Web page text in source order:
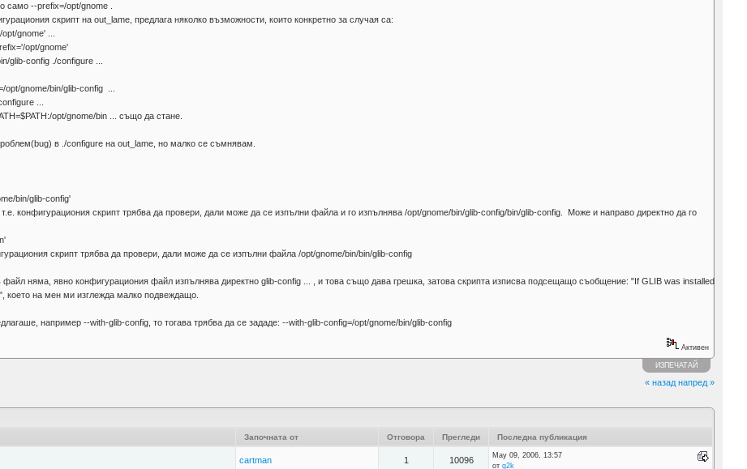
само --prefix=/opt/gnome .
скрипт на out_lame, предлага няколко възможности, които конкретно за случая са:
gnome' ...
opt/gnome'
glib-config ./configure ...
gnome/bin/glib-config ...
...
opt/gnome/bin ... също да стане.
в ./configure на out_lame, но малко се съмнявам.
bin/glib-config'
конфигурациония скрипт трябва да провери, дали може да се изпълни файла и го изпълнява /opt/gnome/bin/glib-config/bin/glib-config. Може и направо директно да го
скрипт трябва да провери, дали може да се изпълни файла /opt/gnome/bin/bin/glib-config
файл няма, явно конфигурациония файл изпълнява директно glib-config ... , и това също дава грешка, затова скрипта изписва подсещащо съобщение: "If GLIB was installed
което на мен ми изглежда малко подвеждащо.
например --with-glib-config, то тогава трябва да се зададе: --with-glib-config=/opt/gnome/bin/glib-config
Активен
ИЗПЕЧАТАЙ
« назад напред »
Започната от Отговора Прегледи Последна публикация
cartman 1 10096
May 09, 2006, 13:57
от g2k